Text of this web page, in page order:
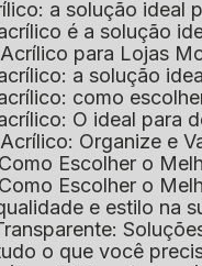
a solução
é a solução
para Lojas
a solução
como
O ideal para
Organize e
Escolher o
Escolher o
e estilo na
o que você